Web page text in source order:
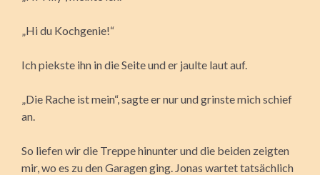
„Hi du Kochgenie!“
Ich piekste ihn in die Seite und er jaulte laut auf.
„Die Rache ist mein“, sagte er nur und grinste mich schief
an.
So liefen wir die Treppe hinunter und die beiden zeigten
mir, wo es zu den Garagen ging. Jonas wartet tatsächlich